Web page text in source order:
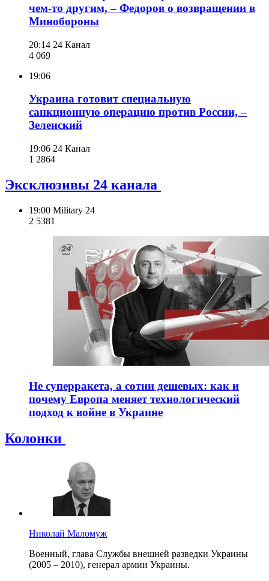
чем-то другим, – Федоров о возвращении в
Минобороны
20:14 24 Канал
4 069
19:06
Украина готовит специальную
санкционную операцию против России, –
Зеленский
19:06 24 Канал
1 2864
Эксклюзивы 24 канала
19:00 Military 24
2 5381
Не суперракета, а сотни дешевых: как и
почему Европа меняет технологический
подход к войне в Украине
Колонки
Николай Маломуж
Военный, глава Службы внешней разведки Украины
(2005 – 2010), генерал армии Украины.